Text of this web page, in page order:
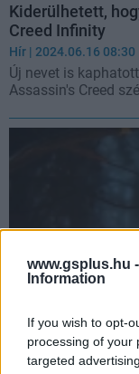
www.gsplus.hu -
Information
If you wish to opt-
processing of your
targeted
Kiderülhetett,
Creed Infinity
Hír | 2024.06.16 08:30
Új nevet is
Assassin's Creed
Új részletek